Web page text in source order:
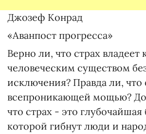
Джозеф Конрад
«Аванпост прогресса»
Верно ли, что страх
человеческим существом
исключения? Правда ли, что
всепроникающей мощью?
что страх - это глубочайшая
которой гибнут люди и